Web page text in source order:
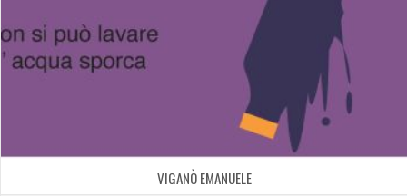
VIGANÒ EMANUELE